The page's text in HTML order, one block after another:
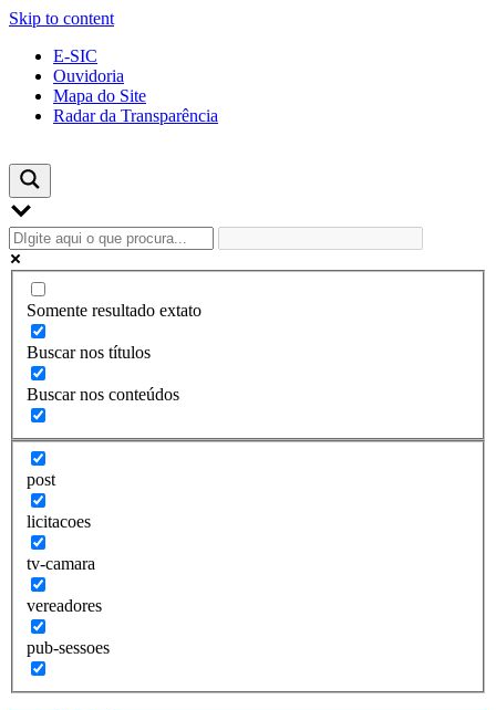
Skip to content
E-SIC
Ouvidoria
Mapa do Site
Radar da Transparência
Somente resultado extato
Buscar nos títulos
Buscar nos conteúdos
post
licitacoes
tv-camara
vereadores
pub-sessoes